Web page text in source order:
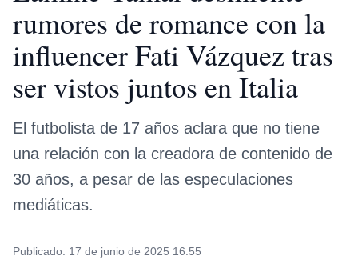
rumores de romance con la
influencer Fati Vázquez tras
ser vistos juntos en Italia
El futbolista de 17 años aclara que no tiene
una relación con la creadora de contenido de
30 años, a pesar de las especulaciones
mediáticas.
Publicado: 17 de junio de 2025 16:55